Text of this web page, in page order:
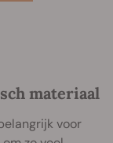
materiaal
voor